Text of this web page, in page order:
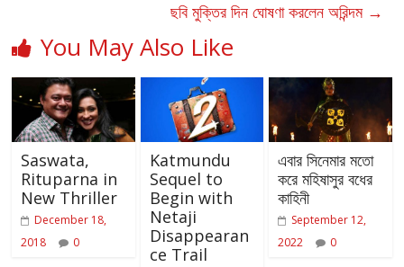
ছবি মুক্তির দিন ঘোষণা করলেন অরিন্দম →
You May Also Like
Saswata,
Rituparna in
New Thriller
December 18,
2018
0
Katmundu
Sequel to
Begin with
Netaji
Disappearan
ce Trail
এবার সিনেমার মতো
করে মহিষাসুর বধের
কাহিনী
September 12,
2022
0